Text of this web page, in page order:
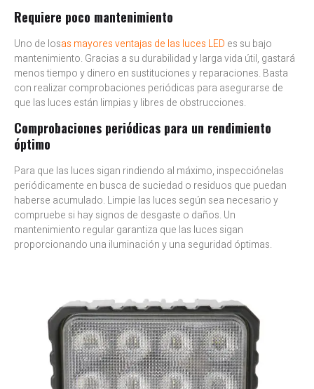
Requiere poco mantenimiento
Uno de losas mayores ventajas de las luces LED es su bajo
mantenimiento. Gracias a su durabilidad y larga vida útil, gastará
menos tiempo y dinero en sustituciones y reparaciones. Basta
con realizar comprobaciones periódicas para asegurarse de
que las luces están limpias y libres de obstrucciones.
Comprobaciones periódicas para un rendimiento
óptimo
Para que las luces sigan rindiendo al máximo, inspecciónelas
periódicamente en busca de suciedad o residuos que puedan
haberse acumulado. Limpie las luces según sea necesario y
compruebe si hay signos de desgaste o daños. Un
mantenimiento regular garantiza que las luces sigan
proporcionando una iluminación y una seguridad óptimas.